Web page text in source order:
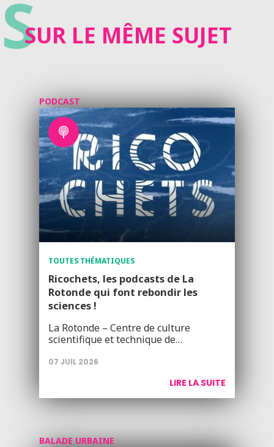
SSUR LE MÊME SUJET
PODCAST
TOUTES THÉMATIQUES
Ricochets, les podcasts de La
Rotonde qui font rebondir les
sciences !
La Rotonde – Centre de culture
scientifique et technique de…
07 JUIL 2026
LIRE LA SUITE
BALADE URBAINE